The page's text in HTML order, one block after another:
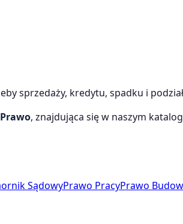
sprzedaży, kredytu, spadku i
Prawo, znajdująca się w naszym
SądowyPrawo PracyPrawo